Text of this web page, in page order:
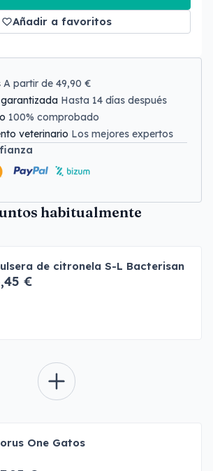
Añadir a favoritos
A partir de 49,90 €
Hasta 14 días después
100% comprobado
veterinario Los mejores expertos
habitualmente
de citronela S-L Bacterisan
€
One Gatos